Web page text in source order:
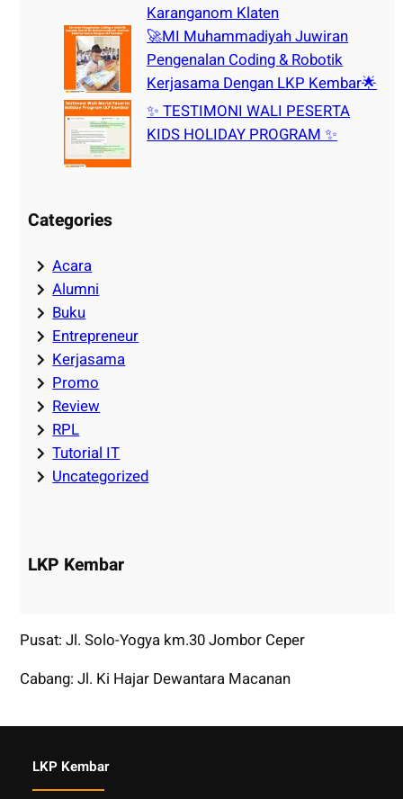
Karanganom Klaten
🚀MI Muhammadiyah Juwiran
Pengenalan Coding & Robotik
Kerjasama Dengan LKP Kembar🌟
✨ TESTIMONI WALI PESERTA
KIDS HOLIDAY PROGRAM ✨
Categories
Acara
Alumni
Buku
Entrepreneur
Kerjasama
Promo
Review
RPL
Tutorial IT
Uncategorized
LKP Kembar
Pusat: Jl. Solo-Yogya km.30 Jombor Ceper
Cabang: Jl. Ki Hajar Dewantara Macanan
LKP Kembar